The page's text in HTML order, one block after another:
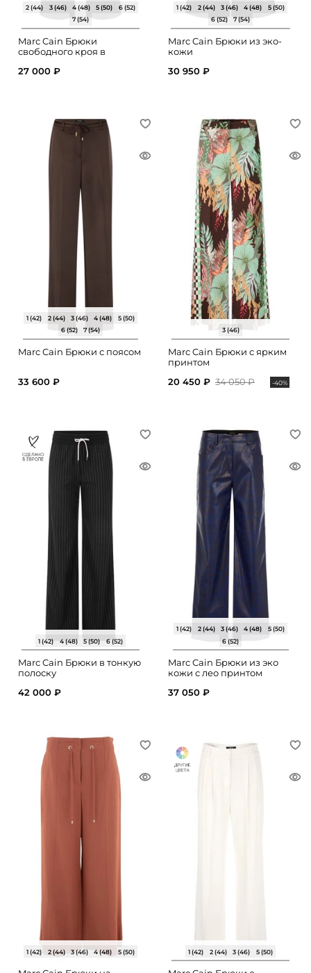
2 (44) 3 (46) 4 (48) 5 (50)
6 (52)
7 (54)
Marc Cain Брюки
свободного кроя в
27 000 ₽
1 (42) 2 (44) 3 (46) 4 (48)
5 (50)
6 (52)
7 (54)
Marc Cain Брюки из эко-
кожи
30 950 ₽
1 (42) 2 (44) 3 (46) 4 (48)
5 (50)
6 (52)
7 (54)
Marc Cain Брюки с поясом
33 600 ₽
3 (46)
Marc Cain Брюки с ярким
принтом
20 450 ₽ 34 050 ₽ -40%
1 (42) 4 (48) 5 (50) 6 (52)
Marc Cain Брюки в тонкую
полоску
42 000 ₽
1 (42) 2 (44) 3 (46) 4 (48)
5 (50)
6 (52)
Marc Cain Брюки из эко
кожи с лео принтом
37 050 ₽
1 (42) 2 (44) 3 (46) 4 (48) 5 (50) 1 (42) 2 (44) 3 (46) 5 (50)